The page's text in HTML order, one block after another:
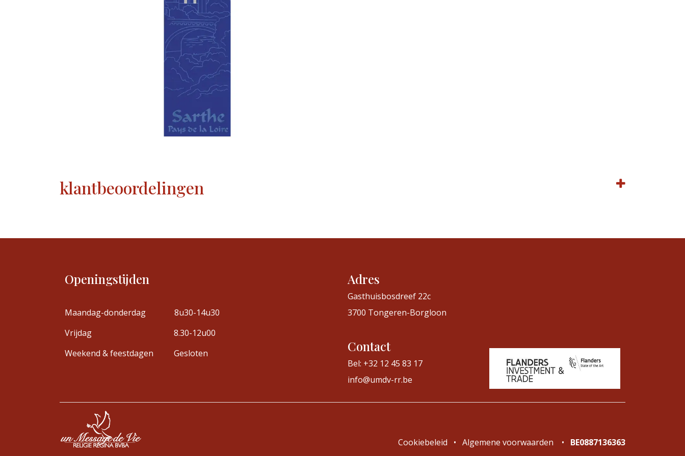
klantbeoordelingen
Openingstijden
Maandag-donderdag
8u30-14u30
Vrijdag
8.30-12u00
Weekend & feestdagen
Gesloten
Adres
Gasthuisbosdreef 22c
3700 Tongeren-Borgloon
Contact
Bel: +32 12 45 83 17
info@umdv-rr.be
Cookiebeleid • Algemene voorwaarden • BE0887136363